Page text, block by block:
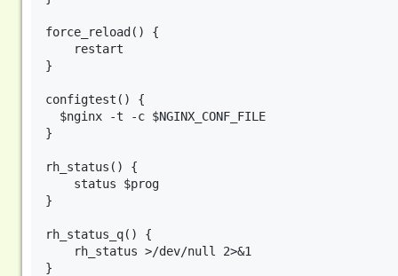
force_reload() {
    restart
}
configtest() {
  $nginx -t -c $NGINX_CONF_FILE
}
rh_status() {
    status $prog
}
rh_status_q() {
    rh_status >/dev/null 2>&1
}